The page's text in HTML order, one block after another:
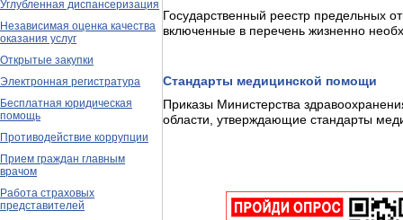
Углубленная диспансеризация
Независимая оценка качества
оказания услуг
Открытые закупки
Электронная регистратура
Бесплатная юридическая
помощь
Противодействие коррупции
Прием граждан главным
врачом
Работа страховых
представителей
Государственный реестр предельных
включенные в перечень жизненно
Стандарты медицинской помощи
Приказы Министерства
области, утверждающие стандарты